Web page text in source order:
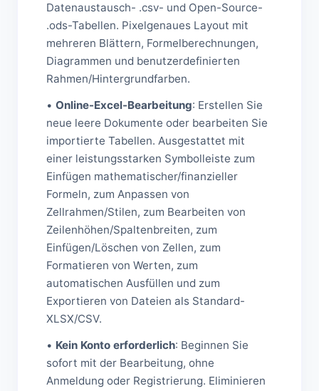
Datenaustausch- .csv- und Open-Source-
.ods-Tabellen. Pixelgenaues Layout mit
mehreren Blättern, Formelberechnungen,
Diagrammen und benutzerdefinierten
Rahmen/Hintergrundfarben.
• Online-Excel-Bearbeitung: Erstellen Sie
neue leere Dokumente oder bearbeiten Sie
importierte Tabellen. Ausgestattet mit
einer leistungsstarken Symbolleiste zum
Einfügen mathematischer/finanzieller
Formeln, zum Anpassen von
Zellrahmen/Stilen, zum Bearbeiten von
Zeilenhöhen/Spaltenbreiten, zum
Einfügen/Löschen von Zellen, zum
Formatieren von Werten, zum
automatischen Ausfüllen und zum
Exportieren von Dateien als Standard-
XLSX/CSV.
• Kein Konto erforderlich: Beginnen Sie
sofort mit der Bearbeitung, ohne
Anmeldung oder Registrierung. Eliminieren